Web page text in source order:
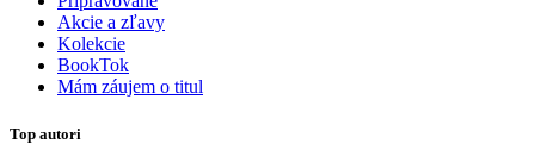
Akcie a zľavy
Kolekcie
BookTok
Mám záujem o titul
Top autori